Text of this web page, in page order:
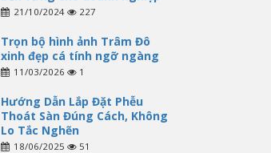
21/10/2024 227
Trọn bộ hình ảnh Trâm Đô
xinh đẹp cá tính ngỡ ngàng
11/03/2026 1
Hướng Dẫn Lắp Đặt Phễu
Thoát Sàn Đúng Cách, Không
Lo Tắc Nghẽn
18/06/2025 51